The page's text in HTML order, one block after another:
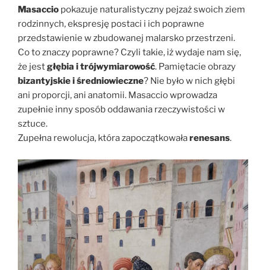
Masaccio pokazuje naturalistyczny pejzaż swoich ziem
rodzinnych, ekspresję postaci i ich poprawne
przedstawienie w zbudowanej malarsko przestrzeni.
Co to znaczy poprawne? Czyli takie, iż wydaje nam się,
że jestgłębia i trójwymiarowość. Pamiętacie obrazy
bizantyjskie i średniowieczne? Nie było w nich głębi
ani proporcji, ani anatomii. Masaccio wprowadza
zupełnie inny sposób oddawania rzeczywistości w
sztuce.
Zupełna rewolucja, która zapoczątkowałarenesans.